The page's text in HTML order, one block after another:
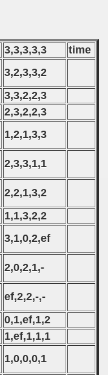
3,3,3,3,3
time
3,2,3,3,2
3,3,2,2,3
2,3,2,2,3
1,2,1,3,3
2,3,3,1,1
2,2,1,3,2
1,1,3,2,2
3,1,0,2,ef
2,0,2,1,-
ef,2,2,-,-
0,1,ef,1,2
1,ef,1,1,1
1,0,0,0,1